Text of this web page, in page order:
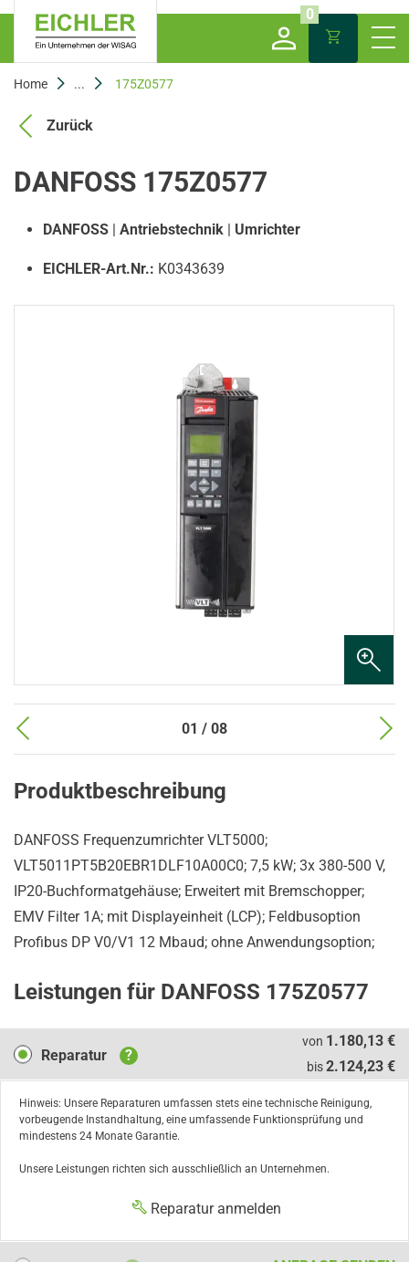
0
Home ... 175Z0577
Zurück
DANFOSS 175Z0577
DANFOSS | Antriebstechnik | Umrichter
EICHLER-Art.Nr.: K0343639
01 / 08
Produktbeschreibung
DANFOSS Frequenzumrichter VLT5000;
VLT5011PT5B20EBR1DLF10A00C0; 7,5 kW; 3x 380-500 V,
IP20-Buchformatgehäuse; Erweitert mit Bremschopper;
EMV Filter 1A; mit Displayeinheit (LCP); Feldbusoption
Profibus DP V0/V1 12 Mbaud; ohne Anwendungsoption;
Leistungen für DANFOSS 175Z0577
Reparatur
Reparatur ?
von 1.180,13 €
bis2.124,23 €
Hinweis: Unsere Reparaturen umfassen stets eine technische Reinigung,
vorbeugende Instandhaltung, eine umfassende Funktionsprüfung und
mindestens 24 Monate Garantie.
Unsere Leistungen richten sich ausschließlich an Unternehmen.
Reparatur anmelden